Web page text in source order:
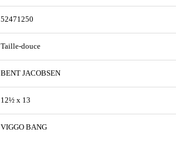
52471250
Taille-douce
BENT JACOBSEN
12½ x 13
VIGGO BANG